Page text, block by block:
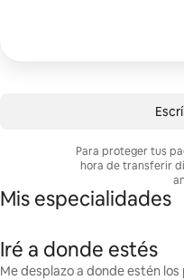
Para proteger tus
hora de transferir
Mis especialidades
Iré a donde estés
Me desplazo a donde estén